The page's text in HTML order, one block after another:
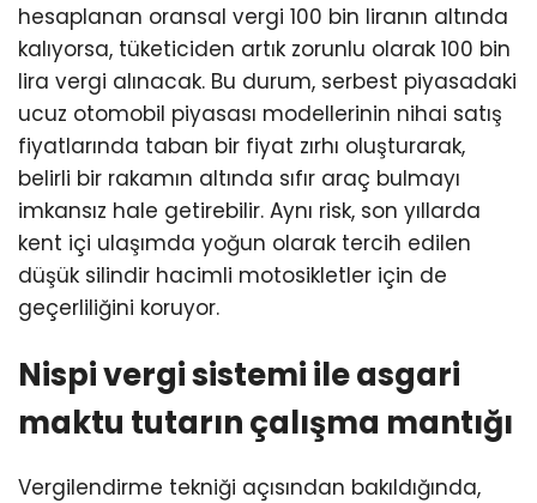
hesaplanan oransal vergi 100 bin liranın altında
kalıyorsa, tüketiciden artık zorunlu olarak 100 bin
lira vergi alınacak. Bu durum, serbest piyasadaki
ucuz otomobil piyasası modellerinin nihai satış
fiyatlarında taban bir fiyat zırhı oluşturarak,
belirli bir rakamın altında sıfır araç bulmayı
imkansız hale getirebilir. Aynı risk, son yıllarda
kent içi ulaşımda yoğun olarak tercih edilen
düşük silindir hacimli motosikletler için de
geçerliliğini koruyor.
Nispi vergi sistemi ile asgari
maktu tutarın çalışma mantığı
Vergilendirme tekniği açısından bakıldığında,